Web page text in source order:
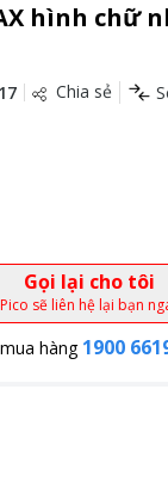
hình chữ
17 Chia sẻ
Gọi lại cho tôi
Pico sẽ liên hệ lại bạn
hàng 1900